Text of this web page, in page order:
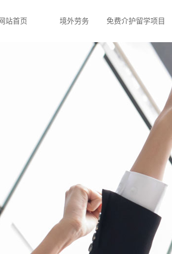
站首页 境外劳务 免费介护留学项目